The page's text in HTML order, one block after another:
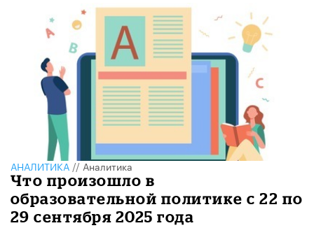
АНАЛИТИКА //Аналитика
Что произошло в
образовательной политике с 22 по
29 сентября 2025 года